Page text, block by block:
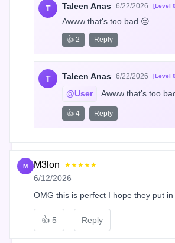
T Taleen Anas 6/22/2026 [Level
Awww that's too bad 😔
👍 2 Reply
T Taleen Anas 6/22/2026 [Level
@User Awww that's too
👍 4 Reply
M M3lon ★★★★★
6/12/2026
OMG this is perfect I hope they put
👍 5 Reply